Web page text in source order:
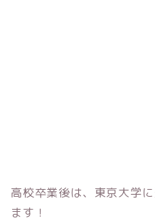
高校卒業後は、東京大学
ます！